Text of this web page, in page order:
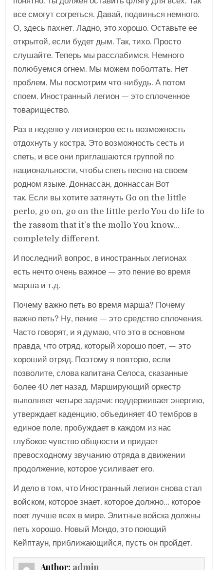
все смогут согреться. Давай, подвинься немного.
О, здесь пахнет. Ладно, это хорошо. Оставьте ее
открытой, если будет дым. Так, тихо. Просто
слушайте. Теперь мы расслабимся. Немного
полюбуемся огнем. Мы можем поболтать. Нет
проблем. Мы посмотрим что-нибудь. А потом
споем. Иностранный легион — это сплоченное
товарищество.
Раз в неделю у легионеров есть возможность
отдохнуть у костра. Это возможность сесть и
спеть, и все они приглашаются группой по
национальности, чтобы спеть песню на своем
родном языке. Доннассан, доннассан Вот
так. Если вы хотите затянуть Go on the little
perlo, go on, go on the little perlo You do life to
the rassom that it’s the mollo You know…
completely different.
И последний вопрос, в иностранных легионах
есть нечто очень важное — это пение во время
марша и т.д.
Почему важно петь во время марша? Почему
важно петь? Ну, пение — это средство сплочения.
Часто говорят, и я думаю, что это в основном
правда, что отряд, который хорошо поет, — это
хороший отряд. Поэтому я повторю, если
позволите, слова капитана Селоса, сказанные
более 40 лет назад. Марширующий оркестр
выполняет четыре задачи: поддерживает энергию,
утверждает каденцию, объединяет 40 тембров в
единое поле, пробуждает в каждом из нас
глубокое чувство общности и придает
превосходному звучанию отряда в движении
продолжение, которое усиливает его.
И дело в том, что Иностранный легион снова стал
войском, которое знает, которое должно… которое
поет лучше всех в мире. Элитные войска должны
петь хорошо. Новый Мондо, это поющий
Кейптаун, приближающийся, пусть он пройдет.
Author: admin